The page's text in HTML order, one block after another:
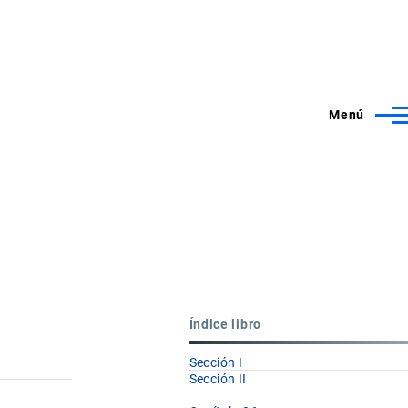
Menú
Índice libro
Sección I
Sección II